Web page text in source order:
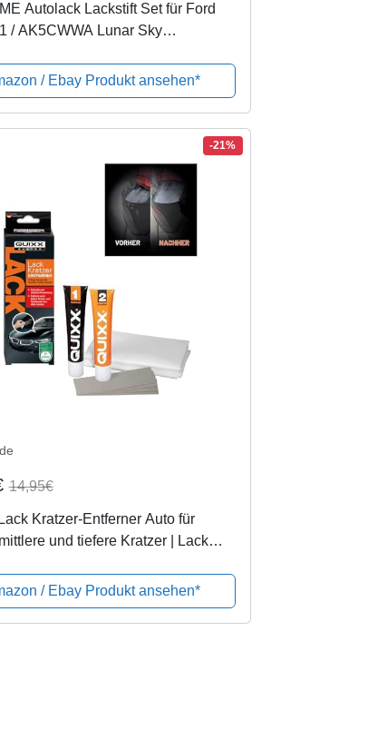
Autolack Lackstift Set für Ford
/ AK5CWWA Lunar Sky
je 50ml/ Ebay Produkt ansehen*
-21%
14,95€
Kratzer-Entferner Auto für
und tiefere Kratzer | Lack
/ Ebay Produkt ansehen*